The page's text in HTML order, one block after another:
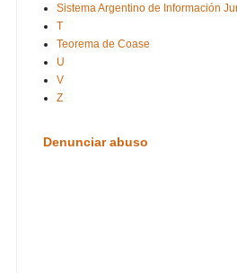
Sistema Argentino de Información
T
Teorema de Coase
U
V
Z
Denunciar abuso